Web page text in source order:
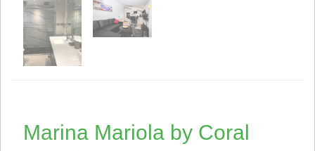
Marina Mariola by Coral